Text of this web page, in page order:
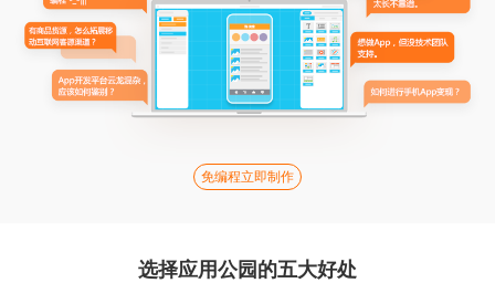
免编程立即制作
选择应用公园的五大好处